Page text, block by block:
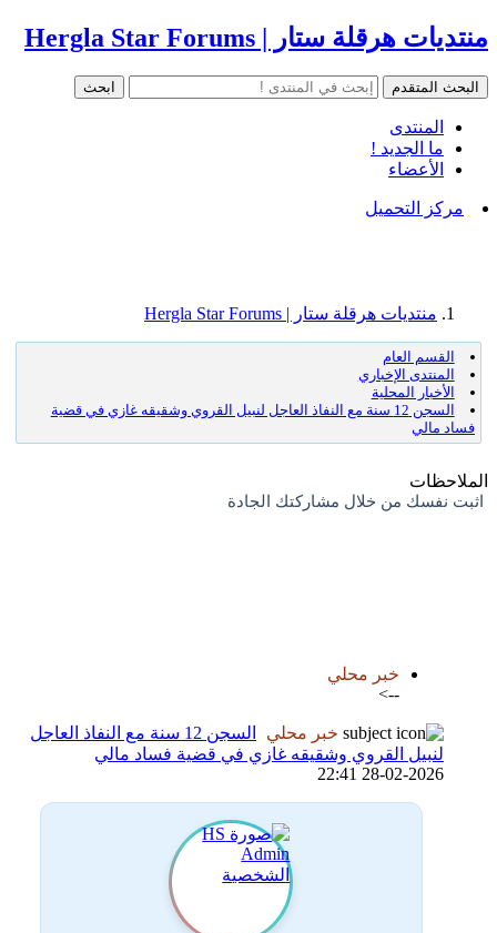
منتديات هرقلة ستار | Hergla Star Forums
المنتدى
ما الجديد !
الأعضاء
مركز التحميل
منتديات هرقلة ستار | Hergla Star Forums
القسم العام
المنتدى الإخباري
الأخبار المحلية
السجن 12 سنة مع النفاذ العاجل لنبيل القروي وشقيقه غازي في قضية
فساد مالي
الملاحظات
اثبت نفسك من خلال مشاركتك الجادة
خبر محلي
-->
خبر محلي
السجن 12 سنة مع النفاذ العاجل
لنبيل القروي وشقيقه غازي في قضية فساد مالي
28-02-2026 22:41